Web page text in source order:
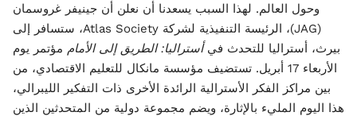
وحول العالم. لهذا السبب يسعدنا أن نعلن أن جينيفر غروسمان
(JAG)، الرئيسة التنفيذية لشركة Atlas Society، ستسافر إلى
بيرث، أستراليا للتحدث فيأستراليا: الطريق إلى الأمام مؤتمر يوم
الأربعاء 17 أبريل. تستضيف مؤسسة مانكال للتعليم الاقتصادي، من
بين مراكز الفكر الأسترالية الرائدة الأخرى ذات التفكير الليبرالي،
هذا اليوم المليء بالإثارة، ويضم مجموعة دولية من المتحدثين الذين